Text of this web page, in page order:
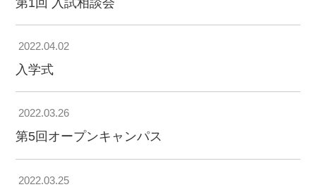
国家試験・就職サポート
受験生の皆さま
保護者の皆さま
情報公開 関連グループ
2022.04.02
入学式
2022.03.26
第5回オープンキャンパス
2022.03.25